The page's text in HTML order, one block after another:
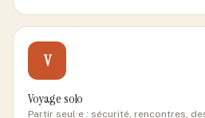
V
Voyage solo
Partir seul·e : sécurité, rencontres,